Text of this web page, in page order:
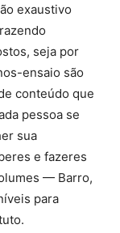
exaustivo
seja por
ensaio são
conteúdo que
pessoa se
sua
e fazeres
— Barro,
para